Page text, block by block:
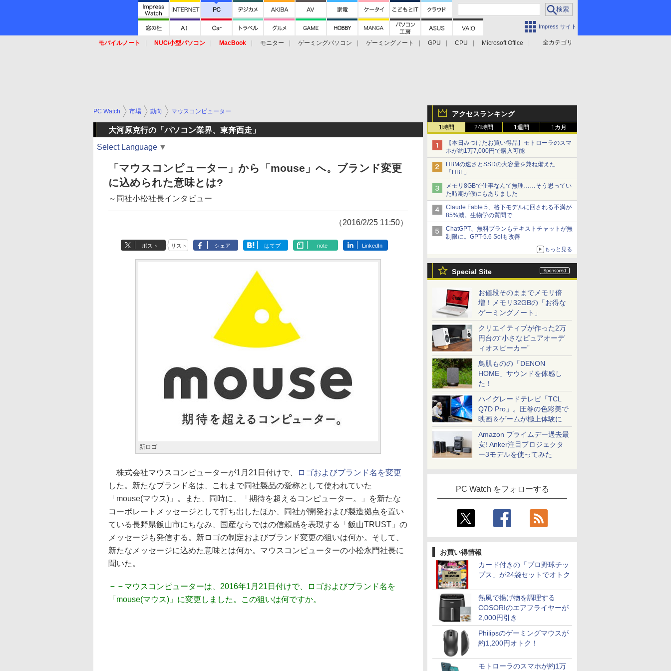
Impress サイト
全カテゴリ
モバイルノート NUC/小型パソコン MacBook モニター ゲーミングパソコン ゲーミングノート GPU CPU
Microsoft Office
アクセスランキング
1時間 24時間 1週間 1カ月
【本日みつけたお買い得品】モトローラのスマ
ホが約1万7,000円で購入可能
HBMの速さとSSDの大容量を兼ね備えた
「HBF」
メモリ8GBで仕事なんて無理……そう思ってい
た時期が僕にもありました
Claude Fable 5、格下モデルに回される不満が
85%減。生物学の質問で
ChatGPT、無料プランもテキストチャットが無
制限に。GPT-5.6 Solも改善
もっと見る
Special Site
お値段そのままでメモリ倍
増！メモリ32GBの「お得な
ゲーミングノート」
クリエイティブが作った2万
円台の“小さなピュアオーデ
ィオスピーカー”
鳥肌ものの「DENON
HOME」サウンドを体感し
た！
ハイグレードテレビ「TCL
Q7D Pro」。圧巻の色彩美で
映画＆ゲームが極上体験に
Amazon プライムデー過去最
安! Anker注目プロジェクタ
ー3モデルを使ってみた
PC Watch をフォローする
お買い得情報
カード付きの「プロ野球チッ
プス」が24袋セットでオトク
熱風で揚げ物を調理する
COSORIのエアフライヤーが
2,000円引き
Philipsのゲーミングマウスが
約1,200円オトク！
モトローラのスマホが約1万
PC Watch 市場 動向 マウスコンピューター
大河原克行の「パソコン業界、東奔西走」
Select Language ▼
「マウスコンピューター」から「mouse」へ。ブランド変更
に込められた意味とは?
～同社小松社長インタビュー
（2016/2/25 11:50）
ポスト リスト シェア はてブ note LinkedIn
新ロゴ
株式会社マウスコンピューターが1月21日付けで、
ロゴおよびブランド名を変更
した。新たなブランド名は、これまで同社製品の愛称として使われていた
「mouse(マウス)」。また、同時に、「期待を超えるコンピューター。」を新たな
コーポレートメッセージとして打ち出したほか、同社が開発および製造拠点を置い
ている長野県飯山市にちなみ、国産ならではの信頼感を表現する「飯山TRUST」の
メッセージも発信する。新ロゴの制定およびブランド変更の狙いは何か。そして、
新たなメッセージに込めた意味とは何か。マウスコンピューターの小松永門社長に
聞いた。
－－ マウスコンピューターは、2016年1月21日付けで、ロゴおよびブランド名を
「mouse(マウス)」に変更しました。この狙いは何ですか。